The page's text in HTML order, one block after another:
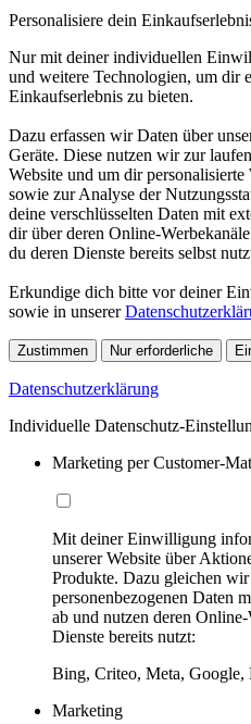
Personalisiere dein
Nur mit deiner individuellen
und weitere Technologien, um dir
Einkaufserlebnis zu bieten.
Dazu erfassen wir Daten über
Geräte. Diese nutzen wir zur
Website und um dir
sowie zur Analyse der
deine verschlüsselten Daten mit
dir über deren Online-
du deren Dienste bereits selbst
Erkundige dich bitte vor deiner
sowie in unserer
Zustimmen Nur erforderliche
Datenschutzerklärung
Individuelle Datenschutz-
Marketing per Customer-
Mit deiner Einwilligung
unserer Website über
Produkte. Dazu gleichen wir
personenbezogenen Daten
ab und nutzen deren
Dienste bereits nutzt:
Bing, Criteo, Meta,
Marketing